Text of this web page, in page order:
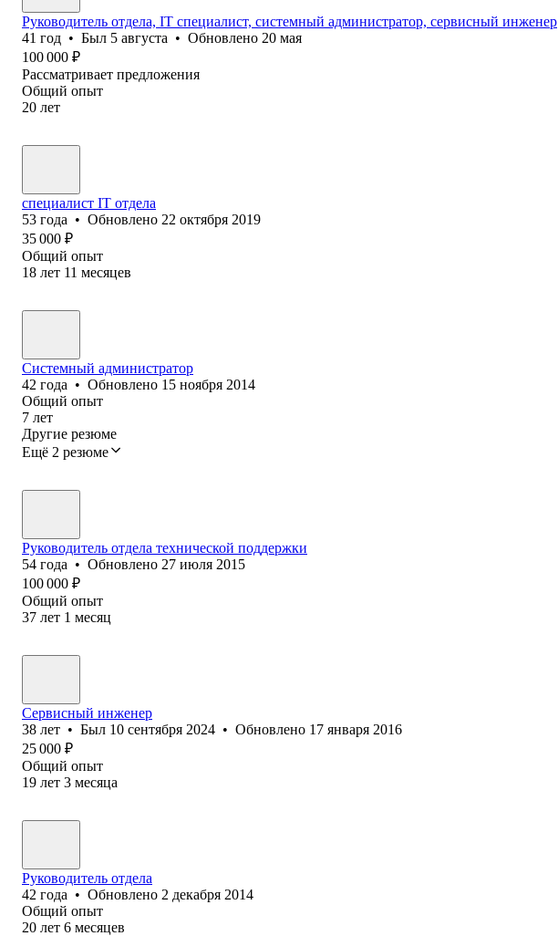
Руководитель отдела, IT специалист, системный администратор, сервисный инженер
41 год • Был 5 августа • Обновлено 20 мая
100 000 ₽
Рассматривает предложения
Общий опыт
20 лет
специалист IT отдела
53 года • Обновлено 22 октября 2019
35 000 ₽
Общий опыт
18 лет 11 месяцев
Системный администратор
42 года • Обновлено 15 ноября 2014
Общий опыт
7 лет
Другие резюме
Ещё 2 резюме
Руководитель отдела технической поддержки
54 года • Обновлено 27 июля 2015
100 000 ₽
Общий опыт
37 лет 1 месяц
Сервисный инженер
38 лет • Был 10 сентября 2024 • Обновлено 17 января 2016
25 000 ₽
Общий опыт
19 лет 3 месяца
Руководитель отдела
42 года • Обновлено 2 декабря 2014
Общий опыт
20 лет 6 месяцев